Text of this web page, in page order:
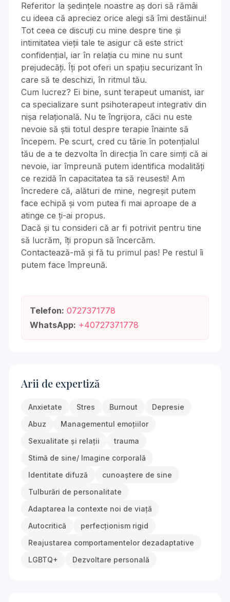
Referitor la ședințele noastre aș dori să rămâi
cu ideea că apreciez orice alegi să îmi destăinui!
Tot ceea ce discuți cu mine despre tine și
intimitatea vieții tale te asigur că este strict
confidențial, iar în relația cu mine nu sunt
prejudecăți. Îți pot oferi un spațiu securizant în
care să te deschizi, în ritmul tău.
Cum lucrez? Ei bine, sunt terapeut umanist, iar
ca specializare sunt psihoterapeut integrativ din
nișa relațională. Nu te îngrijora, căci nu este
nevoie să știi totul despre terapie înainte să
începem. Pe scurt, cred cu tărie în potențialul
tău de a te dezvolta în direcția în care simți că ai
nevoie, iar împreună putem identifica modalități
ce rezidă în capacitatea ta să reusesti! Am
încredere că, alături de mine, negreșit putem
face echipă și vom putea fi mai aproape de a
atinge ce ți-ai propus.
Dacă și tu consideri că ar fi potrivit pentru tine
să lucrăm, îți propun să încercăm.
Contactează-mă și fă tu primul pas! Pe restul îi
putem face împreună.
Telefon: 0727371778
WhatsApp: +40727371778
Arii de expertiză
Anxietate Stres Burnout
Depresie
Abuz
Managementul emoțiilor
Sexualitate și relații
trauma
Stimă de sine/ Imagine corporală
Identitate difuză
cunoaștere de sine
Tulburări de personalitate
Adaptarea la contexte noi de viață
Autocritică
perfecționism rigid
Reajustarea comportamentelor dezadaptative
LGBTQ+
Dezvoltare personală